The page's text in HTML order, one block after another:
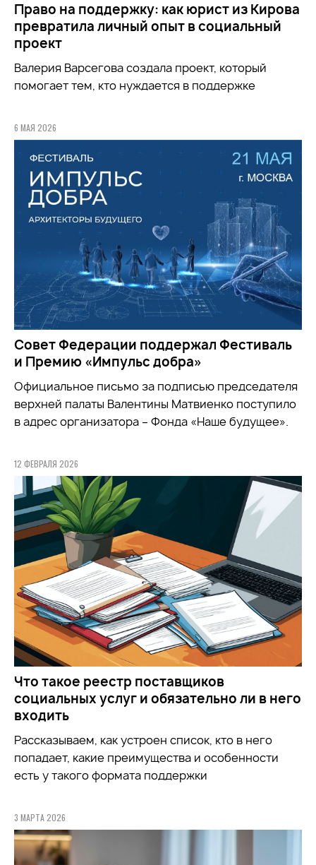
Право на поддержку: как юрист из Кирова
превратила личный опыт в социальный
проект
Валерия Варсегова создала проект, который
помогает тем, кто нуждается в поддержке
6 МАЯ 2026
Совет Федерации поддержал Фестиваль
и Премию «Импульс добра»
Официальное письмо за подписью председателя
верхней палаты Валентины Матвиенко поступило
в адрес организатора – Фонда «Наше будущее».
12 ФЕВРАЛЯ 2026
Что такое реестр поставщиков
социальных услуг и обязательно ли в него
входить
Рассказываем, как устроен список, кто в него
попадает, какие преимущества и особенности
есть у такого формата поддержки
3 МАРТА 2026